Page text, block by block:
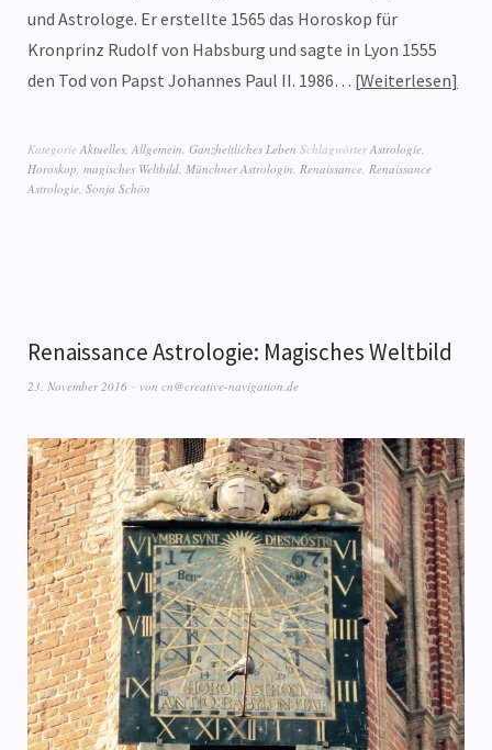
und Astrologe. Er erstellte 1565 das Horoskop für
Kronprinz Rudolf von Habsburg und sagte in Lyon 1555
den Tod von Papst Johannes Paul II. 1986… Weiterlesen
Kategorie Aktuelles Allgemein Ganzheitliches Leben SchlagwörterAstrologie
Horoskop magisches Weltbild Münchner Astrologin Renaissance Renaissance
Astrologie Sonja Schön
Renaissance Astrologie: Magisches Weltbild
23. November 2016 von cn@creative-navigation.de